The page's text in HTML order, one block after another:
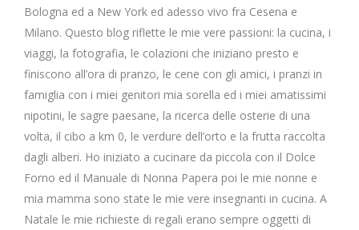
Bologna ed a New York ed adesso vivo fra Cesena e
Milano. Questo blog riflette le mie vere passioni: la cucina, i
viaggi, la fotografia, le colazioni che iniziano presto e
finiscono all’ora di pranzo, le cene con gli amici, i pranzi in
famiglia con i miei genitori mia sorella ed i miei amatissimi
nipotini, le sagre paesane, la ricerca delle osterie di una
volta, il cibo a km 0, le verdure dell’orto e la frutta raccolta
dagli alberi. Ho iniziato a cucinare da piccola con il Dolce
Forno ed il Manuale di Nonna Papera poi le mie nonne e
mia mamma sono state le mie vere insegnanti in cucina. A
Natale le mie richieste di regali erano sempre oggetti di